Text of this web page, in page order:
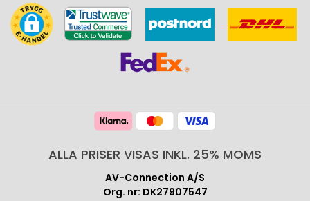
ALLA PRISER VISAS INKL. 25% MOMS
AV-Connection A/S
Org. nr: DK27907547